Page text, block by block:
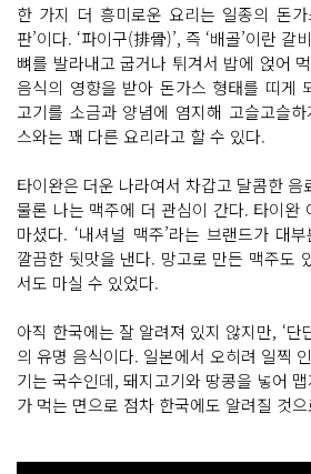
한 가지 더 흥미로운 요리는 일종의 돈가
판’이다. ‘파이구(排骨)’, 즉 ‘배골’이란 갈
뼈를 발라내고 굽거나 튀겨서 밥에 얹어
음식의 영향을 받아 돈가스 형태를 띠게
고기를 소금과 양념에 염지해 고슬고슬
스와는 꽤 다른 요리라고 할 수 있다.
타이완은 더운 나라여서 차갑고 달콤한
물론 나는 맥주에 더 관심이 간다. 타이완
마셨다. ‘내셔널 맥주’라는 브랜드가 대
깔끔한 뒷맛을 낸다. 망고로 만든 맥주도
서도 마실 수 있었다.
아직 한국에는 잘 알려져 있지 않지만, ‘
의 유명 음식이다. 일본에서 오히려 일찍
기는 국수인데, 돼지고기와 땅콩을 넣어
가 먹는 면으로 점차 한국에도 알려질 것